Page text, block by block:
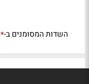
השדות המסומנים ב-*